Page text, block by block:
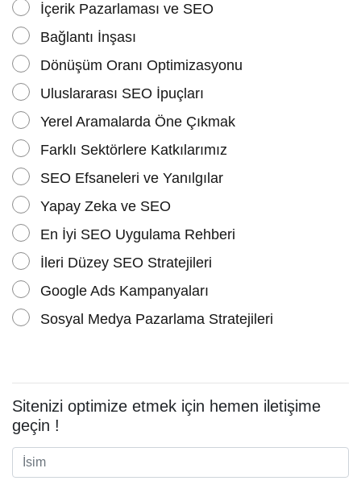
İçerik Pazarlaması ve SEO
Bağlantı İnşası
Dönüşüm Oranı Optimizasyonu
Uluslararası SEO İpuçları
Yerel Aramalarda Öne Çıkmak
Farklı Sektörlere Katkılarımız
SEO Efsaneleri ve Yanılgılar
Yapay Zeka ve SEO
En İyi SEO Uygulama Rehberi
İleri Düzey SEO Stratejileri
Google Ads Kampanyaları
Sosyal Medya Pazarlama Stratejileri
Sitenizi optimize etmek için hemen iletişime
geçin !